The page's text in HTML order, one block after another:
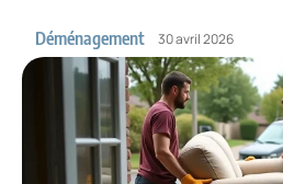
Déménagement 30 avril 2026